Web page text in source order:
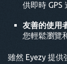
供即時 GPS
友善的使用
您輕鬆瀏覽
雖然 Eyezy 提